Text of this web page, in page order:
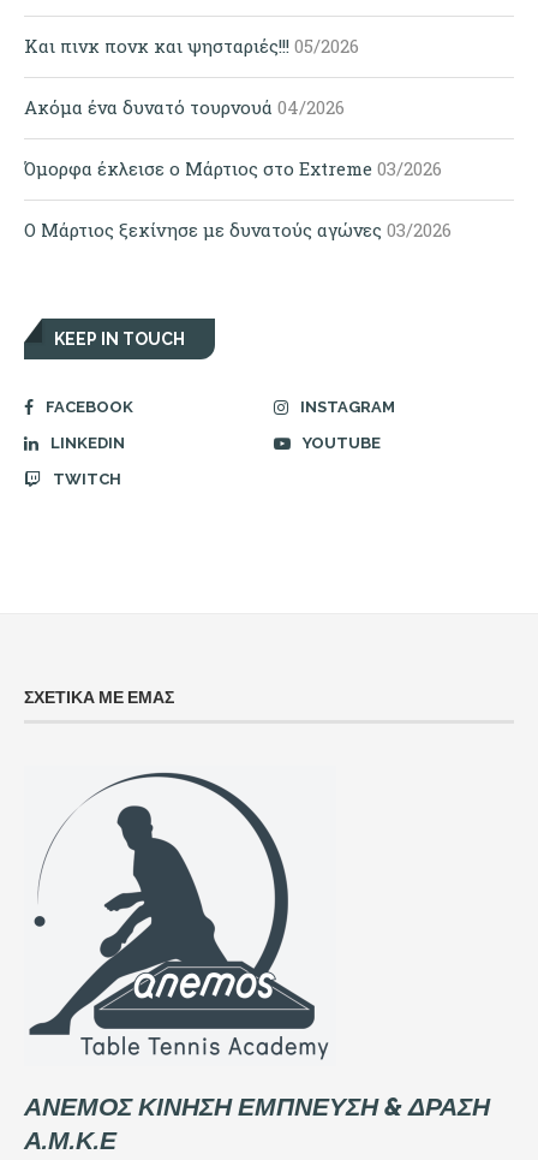
Και πινκ πονκ και ψησταριές!!! 05/2026
Ακόμα ένα δυνατό τουρνουά 04/2026
Όμορφα έκλεισε ο Μάρτιος στο Extreme 03/2026
Ο Μάρτιος ξεκίνησε με δυνατούς αγώνες 03/2026
KEEP IN TOUCH
FACEBOOK
INSTAGRAM
LINKEDIN
YOUTUBE
TWITCH
ΣΧΕΤΙΚΑ ΜΕ ΕΜΑΣ
ΑΝΕΜΟΣ ΚΙΝΗΣΗ ΕΜΠΝΕΥΣΗ & ΔΡΑΣΗ
Α.Μ.Κ.Ε